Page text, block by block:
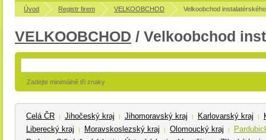
Úvod Registr firem VELKOOBCHOD Velkoobchod
VELKOOBCHOD / Velkoobchod
Zadejte minimálně tři znaky
Celá ČR | Jihočeský kraj | Jihomoravský kraj | Karlovarský kraj |
Liberecký kraj
| Moravskoslezský kraj | Olomoucký kraj |